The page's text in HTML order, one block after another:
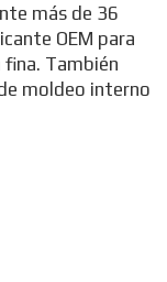
más de 36
OEM para
fina. También
moldeo interno